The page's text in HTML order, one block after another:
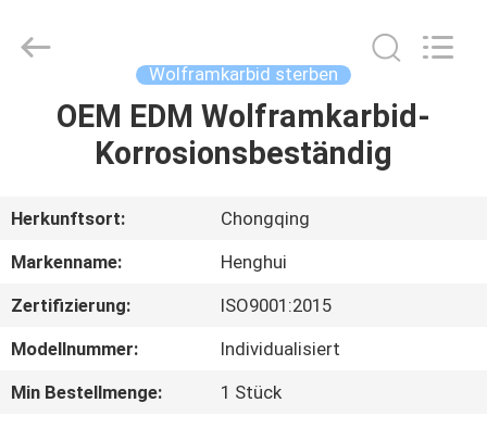
HAUS
VIDEOS
ÜBER
UNS
Limited.
Wolframkarbid sterben
OEM EDM Wolframkarbid-
Korrosionsbeständig
Herkunftsort:
Chongqing
Markenname:
Henghui
Zertifizierung:
ISO9001:2015
Modellnummer:
Individualisiert
Min Bestellmenge:
1 Stück